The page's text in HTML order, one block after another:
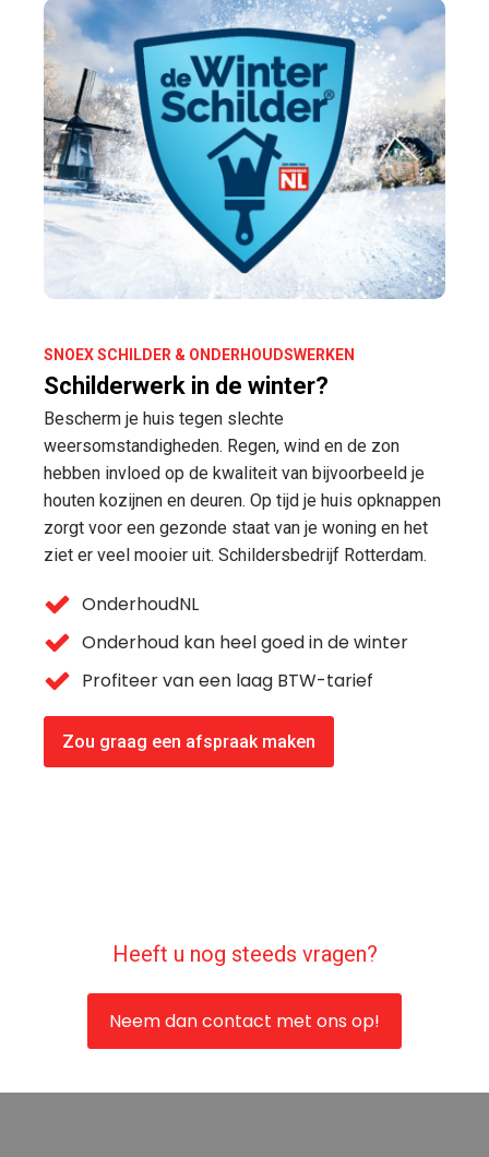
SNOEX SCHILDER & ONDERHOUDSWERKEN
Schilderwerk in de winter?
Bescherm je huis tegen slechte
weersomstandigheden. Regen, wind en de zon
hebben invloed op de kwaliteit van bijvoorbeeld je
houten kozijnen en deuren. Op tijd je huis opknappen
zorgt voor een gezonde staat van je woning en het
ziet er veel mooier uit. Schildersbedrijf Rotterdam.
OnderhoudNL
Onderhoud kan heel goed in de winter
Profiteer van een laag BTW-tarief
Zou graag een afspraak maken
Heeft u nog steeds vragen?
Neem dan contact met ons op!